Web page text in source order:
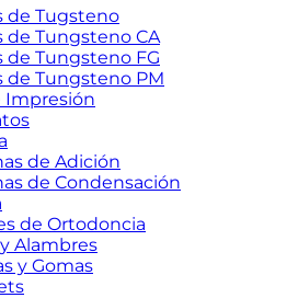
de Tugsteno
de Tungsteno CA
de Tungsteno FG
de Tungsteno PM
Impresión
de Adición
de Condensación
de Ortodoncia
Alambres
y Gomas